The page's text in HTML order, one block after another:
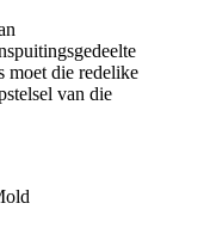
moet die redelike
van die